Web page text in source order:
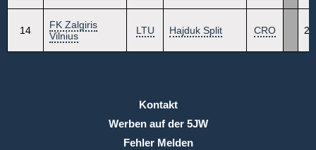
14
FK Zalgiris
Vilnius
LTU Hajduk Split CRO 2
Kontakt
Werben auf der 5JW
Fehler Melden